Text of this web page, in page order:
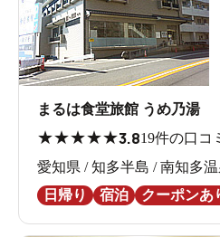
まるは食堂旅館 うめ乃湯
★★★★★3.819件の口コ
愛知県 / 知多半島 / 南知多
日帰り
宿泊 クーポンあ